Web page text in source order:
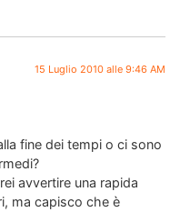
15 Luglio 2010 alle 9:46 AM
fine dei tempi o ci sono
avvertire una rapida
ma capisco che è